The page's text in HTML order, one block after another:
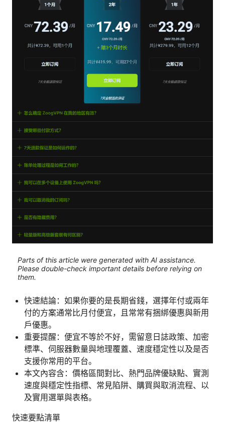
Parts of this article were generated with AI assistance.
Please double-check important details before relying on
them.
快速結論：如果你要的是長期省錢，選擇年付或兩年
付的方案通常比月付便宜，且常常有捆綁優惠與新用
戶優惠。
重要提醒：便宜不等於不好，需留意日誌政策、加密
標準、伺服器數量與地理覆蓋、速度穩定性以及是否
支援你常用的平台。
本文內容含：價格區間對比、熱門品牌優缺點、實測
速度與穩定性指標、常見陷阱、購買與取消流程、以
及實用選單與表格。
快速要點清單